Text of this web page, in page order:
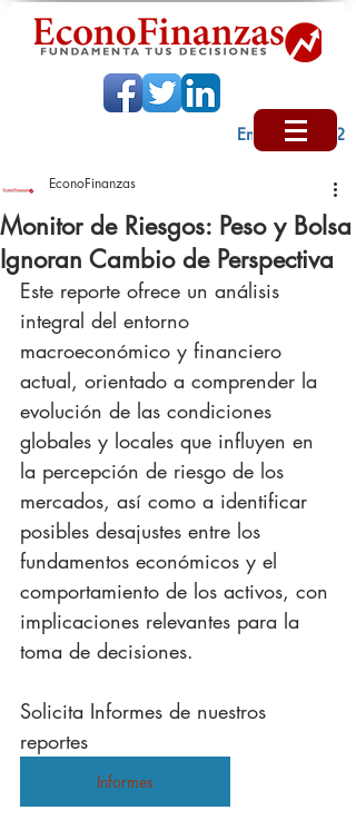
Encabezado 2
Monitor de Riesgos: Peso y Bolsa
Ignoran Cambio de Perspectiva
EconoFinanzas
Este reporte ofrece un análisis
integral del entorno
macroeconómico y financiero
actual, orientado a comprender la
evolución de las condiciones
globales y locales que influyen en
la percepción de riesgo de los
mercados, así como a identificar
posibles desajustes entre los
fundamentos económicos y el
comportamiento de los activos, con
implicaciones relevantes para la
toma de decisiones.
Solicita Informes de nuestros
reportes
Informes